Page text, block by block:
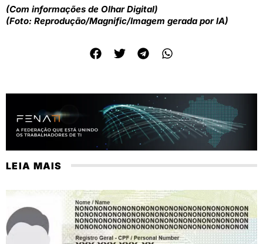
(Com informações de Olhar Digital)
(Foto: Reprodução/Magnific/Imagem gerada por IA)
LEIA MAIS